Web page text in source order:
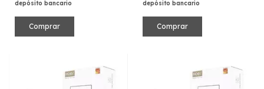
depósito bancario depósito bancario